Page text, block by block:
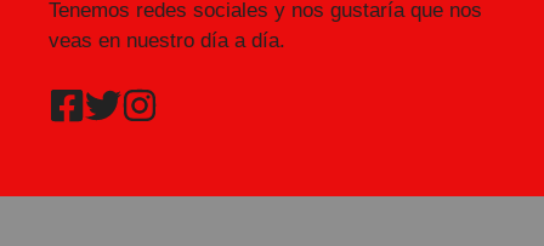
Tenemos redes sociales y nos gustaría que nos
veas en nuestro día a día.